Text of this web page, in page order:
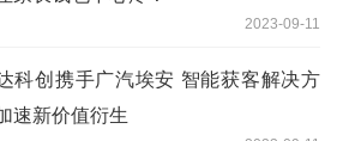
2023-09-11
科创携手广汽埃安 智能获客解决方
速新价值衍生